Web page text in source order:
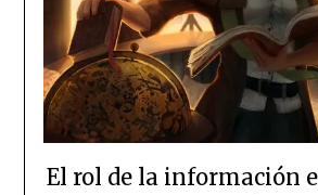
El rol de la información